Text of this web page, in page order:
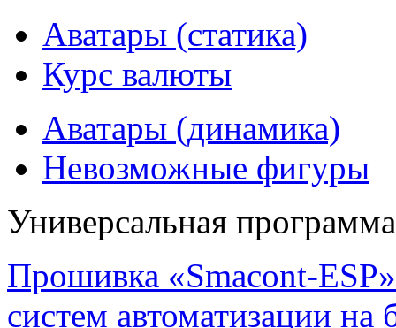
Аватары (статика)
Курс валюты
Аватары (динамика)
Невозможные фигуры
Универсальная
Прошивка «Smacont-
систем автоматизации